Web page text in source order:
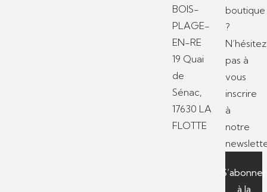
BOIS-
PLAGE-
EN-RE
19 Quai
de
Sénac,
17630 LA
FLOTTE
boutique
?
N’hésitez
pas à
vous
inscrire
à
notre
S’abonner
à la